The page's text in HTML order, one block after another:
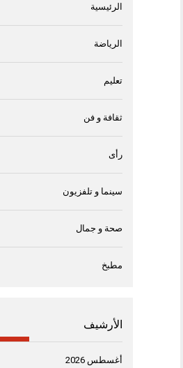
الرئيسية
الرياضة
تعليم
ثقافة و فن
رأى
سينما و تلفزيون
صحة و جمال
مطبخ
الأرشيف
أغسطس 2026